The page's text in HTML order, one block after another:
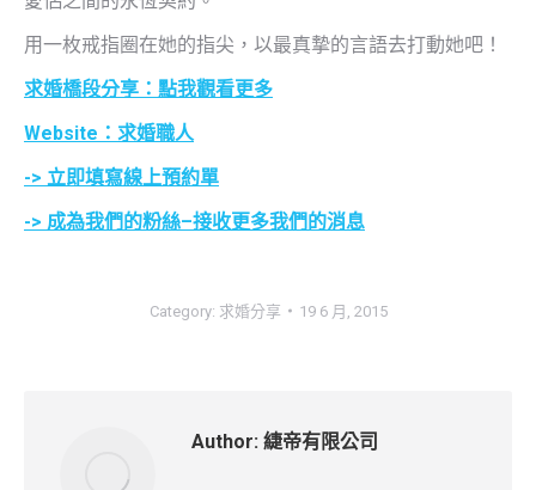
用一枚戒指圈在她的指尖，以最真摯的言語去打動她吧！
求婚橋段分享：點我觀看更多
Website：求婚職人
-> 立即填寫線上預約單
-> 成為我們的粉絲–接收更多我們的消息
Category: 求婚分享 19 6 月, 2015
Author: 緁帝有限公司